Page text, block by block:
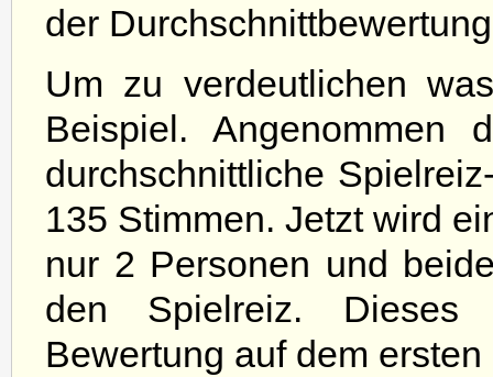
der
Um zu verdeutlichen
Beispiel.
durchschnittliche
135 Stimmen. Jetzt wird
nur 2 Personen und
den Spielreiz. Dieses
Bewertung auf dem